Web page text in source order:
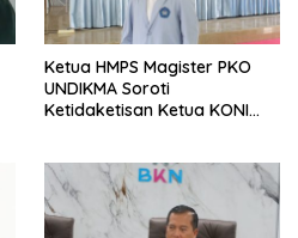
Ketua HMPS Magister PKO
UNDIKMA Soroti
Ketidaketisan Ketua KONI
Arena Kepentingan Sesaat